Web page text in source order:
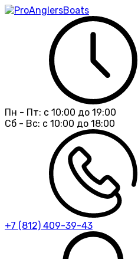
Пн - Пт: с 10:00 до 19:00
Сб - Вс: с 10:00 до 18:00
+7 (812) 409-39-43